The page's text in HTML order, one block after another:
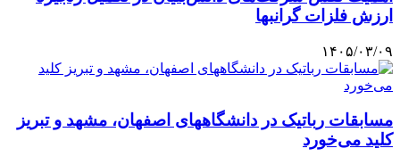
ارزش فلزات گرانبها
۱۴۰۵/۰۳/۰۹
مسابقات رباتیک در دانشگاههای اصفهان، مشهد و تبریز
کلید می‌خورد